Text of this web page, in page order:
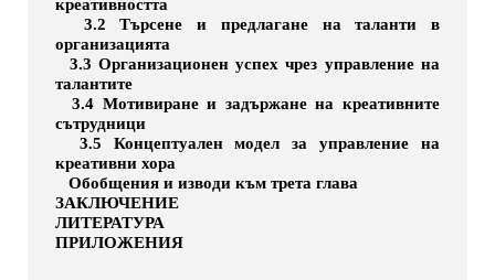
3.2 Търсене и предлагане на таланти в
организацията
3.3 Организационен успех чрез управление на
талантите
3.4 Мотивиране и задържане на креативните
сътрудници
3.5 Концептуален модел за управление на
креативни хора
Обобщения и изводи към трета глава
ЗАКЛЮЧЕНИЕ
ЛИТЕРАТУРА
ПРИЛОЖЕНИЯ